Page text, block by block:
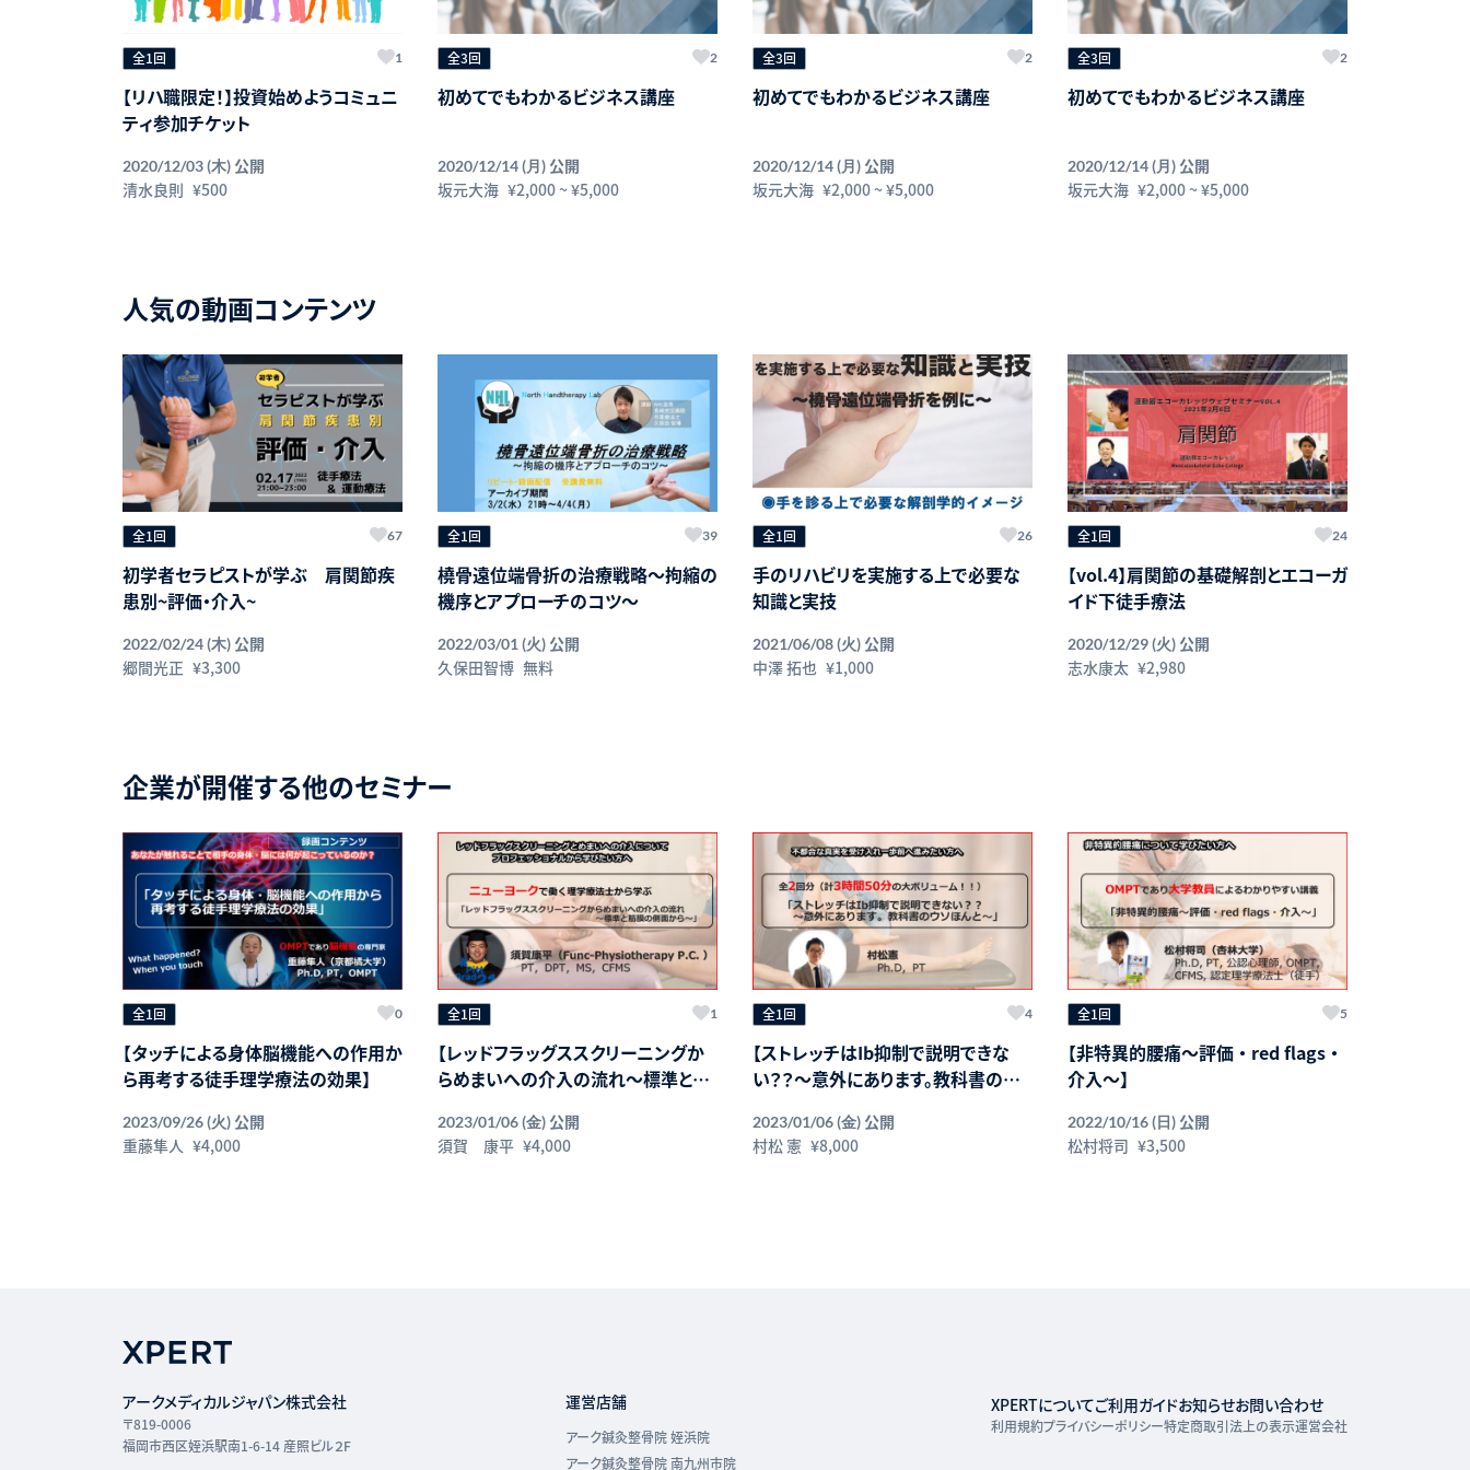
全1回 1
【リハ職限定！】投資始めようコミュニ
ティ参加チケット
2020/12/03 (木) 公開
清水良則 ¥500
全3回 2
初めてでもわかるビジネス講座
2020/12/14 (月) 公開
坂元大海 ¥2,000~¥5,000
全3回 2
初めてでもわかるビジネス講座
2020/12/14 (月) 公開
坂元大海 ¥2,000~¥5,000
全3回 2
初めてでもわかるビジネス講座
2020/12/14 (月) 公開
坂元大海 ¥2,000~¥5,000
人気の動画コンテンツ
全1回 67
初学者セラピストが学ぶ 肩関節疾
患別~評価・介入~
2022/02/24 (木) 公開
郷間光正 ¥3,300
全1回 39
橈骨遠位端骨折の治療戦略～拘縮の
機序とアプローチのコツ～
2022/03/01 (火) 公開
久保田智博 無料
全1回 26
手のリハビリを実施する上で必要な
知識と実技
2021/06/08 (火) 公開
中澤 拓也 ¥1,000
全1回 24
【vol.4】肩関節の基礎解剖とエコーガ
イド下徒手療法
2020/12/29 (火) 公開
志水康太 ¥2,980
企業が開催する他のセミナー
全1回 0
【タッチによる身体脳機能への作用か
ら再考する徒手理学療法の効果】
2023/09/26 (火) 公開
重藤隼人 ¥4,000
全1回 1
【レッドフラッグススクリーニングか
らめまいへの介入の流れ〜標準と筋
2023/01/06 (金) 公開
須賀 康平 ¥4,000
全1回 4
【ストレッチはIb抑制で説明できな
い？？～意外にあります。教科書のウ
2023/01/06 (金) 公開
村松 憲 ¥8,000
全1回 5
【非特異的腰痛～評価 ・ red flags ・
介入～】
2022/10/16 (日) 公開
松村将司 ¥3,500
アークメディカルジャパン株式会社
〒819-0006
福岡市西区姪浜駅南1-6-14 産照ビル２F
運営店舗
アーク鍼灸整骨院 姪浜院
アーク鍼灸整骨院 南九州市院
XPERTについてご利用ガイドお知らせお問い合わせ
利用規約プライバシーポリシー特定商取引法上の表示運営会社